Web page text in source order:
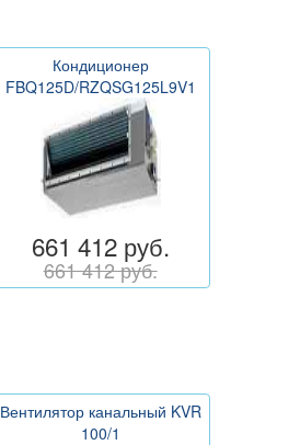
Кондиционер
FBQ125D/RZQSG125L9V1
661 412 руб.
661 412 руб.
Вентилятор канальный KVR
100/1